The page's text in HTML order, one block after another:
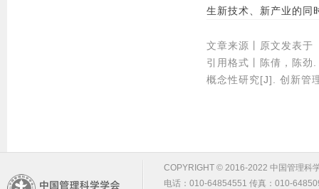
生新技术、新产业的同
文章来源丨原文发表于
引用格式丨陈倩，陈
概念性研究[J]. 创新管
COPYRIGHT © 2016-2022 中国管理科
电话：010-64854551 传真：010-